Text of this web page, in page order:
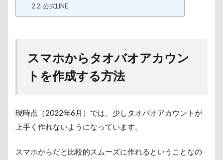
公式LINE
スマホからタオバオアカウン
トを作成する方法
現時点（2022年6月）では、少しタオバオアカウントが
上手く作れないようになっています。
スマホからだと比較的スムーズに作れるということなの